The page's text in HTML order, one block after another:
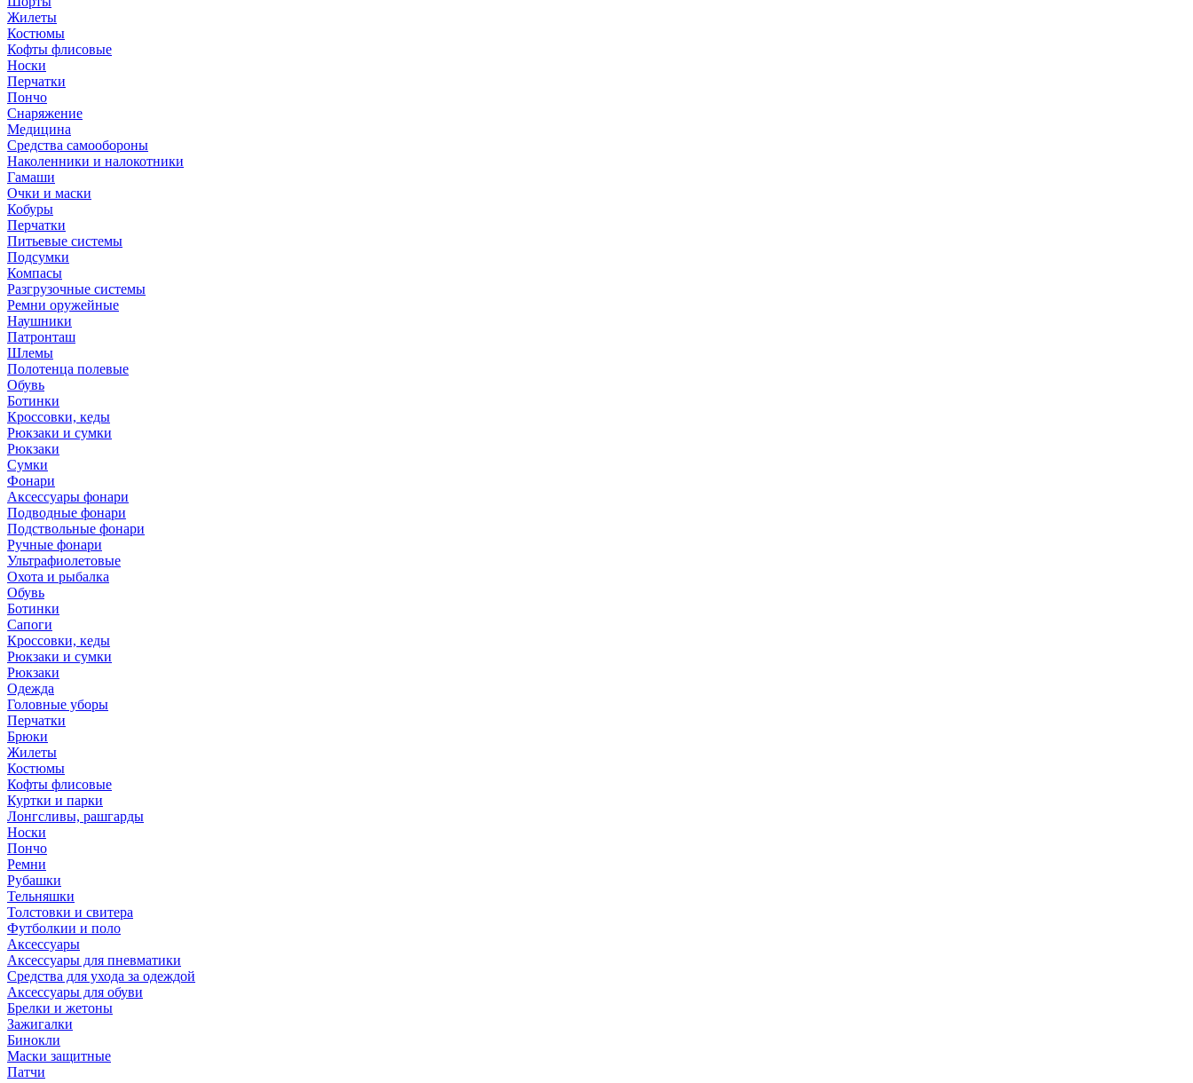
Жилеты
Костюмы
Кофты флисовые
Носки
Перчатки
Пончо
Снаряжение
Медицина
Средства самообороны
Наколенники и налокотники
Гамаши
Очки и маски
Кобуры
Перчатки
Питьевые системы
Подсумки
Компасы
Разгрузочные системы
Ремни оружейные
Наушники
Патронташ
Шлемы
Полотенца полевые
Обувь
Ботинки
Кроссовки, кеды
Рюкзаки и сумки
Рюкзаки
Сумки
Фонари
Аксессуары фонари
Подводные фонари
Подствольные фонари
Ручные фонари
Ультрафиолетовые
Охота и рыбалка
Обувь
Ботинки
Сапоги
Кроссовки, кеды
Рюкзаки и сумки
Рюкзаки
Одежда
Головные уборы
Перчатки
Брюки
Жилеты
Костюмы
Кофты флисовые
Куртки и парки
Лонгсливы, рашгарды
Носки
Пончо
Ремни
Рубашки
Тельняшки
Толстовки и свитера
Футболкии и поло
Аксессуары
Аксессуары для пневматики
Средства для ухода за одеждой
Аксессуары для обуви
Брелки и жетоны
Зажигалки
Бинокли
Маски защитные
Патчи